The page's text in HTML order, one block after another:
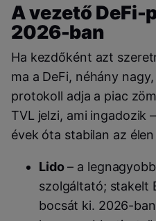
A vezető
2026-ban
Ha kezdőként azt
ma a DeFi, néhány
protokoll adja a piac
TVL jelzi, ami ingadozik
évek óta stabilan az
Lido– a
szolgáltató; stakelt
bocsát ki. 2026-